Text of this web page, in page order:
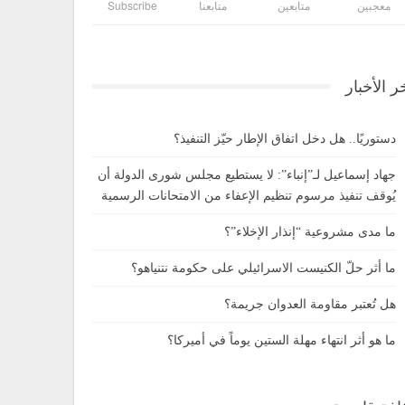
معجبين متابعين متابعنا Subscribe
الأخبار
دستوريًا.. هل دخل اتفاق الإطار حيّز التنفيذ؟
جهاد إسماعيل لـ”إنباء”: لا يستطيع مجلس شورى الدولة أن
يُوقف تنفيذ مرسوم تنظيم الإعفاء من الامتحانات الرسمية
ما مدى مشروعية “إنذار الإخلاء”؟
ما أثر حلّ الكنيست الاسرائيلي على حكومة نتنياهو؟
هل تُعتبر مقاومة العدوان جريمة؟
ما هو أثر انتهاء مهلة الستين يوماً في أميركا؟